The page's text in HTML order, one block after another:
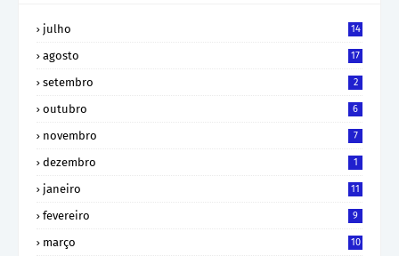
julho 14
agosto 17
setembro 2
outubro 6
novembro 7
dezembro 1
janeiro 11
fevereiro 9
março 10